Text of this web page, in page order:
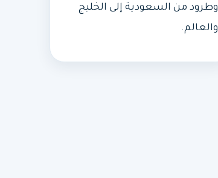
وطرود من السعودية إلى الخليج
والعالم.